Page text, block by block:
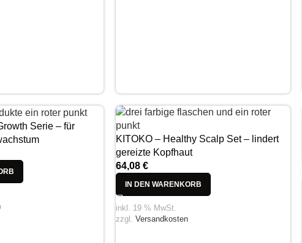
Serie – für
KITOKO – Healthy Scalp Set – lindert
gereizte Kopfhaut
64,08 €
IN DEN WARENKORB
inkl. 19 % MwSt.
zzgl. Versandkosten